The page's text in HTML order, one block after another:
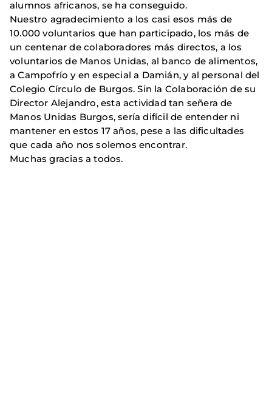
alumnos africanos, se ha conseguido.
Nuestro agradecimiento a los casi esos más de
10.000 voluntarios que han participado, los más de
un centenar de colaboradores más directos, a los
voluntarios de Manos Unidas, al banco de alimentos,
a Campofrío y en especial a Damián, y al personal del
Colegio Círculo de Burgos. Sin la Colaboración de su
Director Alejandro, esta actividad tan señera de
Manos Unidas Burgos, sería difícil de entender ni
mantener en estos 17 años, pese a las dificultades
que cada año nos solemos encontrar.
Muchas gracias a todos.